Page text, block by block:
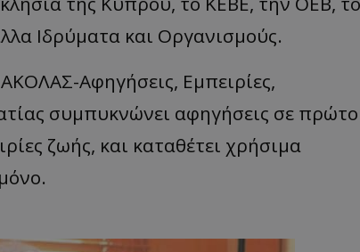
Ιδρύματα και Οργανισμούς.
Αφηγήσεις, Εμπειρίες,
συμπυκνώνει αφηγήσεις σε πρώτο
ζωής, και καταθέτει χρήσιμα
Cloudflare Inc.
.onesignal.com
29 λεπτά 58
δευτερόλεπτα
Cloudflare Inc.
29 λεπτά 59
Αυτό το